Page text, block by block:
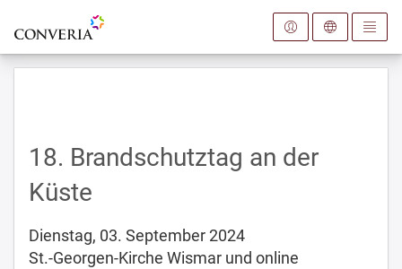
Zur Startseite
18. Brandschutztag an der
Küste
Dienstag, 03. September 2024
St.-Georgen-Kirche Wismar und online